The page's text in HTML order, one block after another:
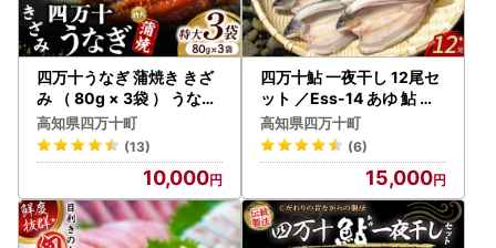
四万十うなぎ 蒲焼き きざ
み （ 80g × 3袋 ） うなぎ
国産鰻 ／Esu-23
高知県四万十町
(13)
10,000
四万十鮎 一夜干し 12尾セ
ット ／Ess-14 あゆ 鮎 川
魚
高知県四万十町
(6)
15,000